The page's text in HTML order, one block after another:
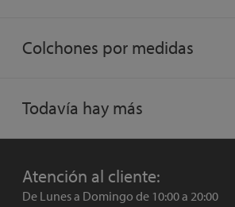
Colchones por medidas
Todavía hay más
Atención al cliente:
De Lunes a Domingo de 10:00 a 20:00